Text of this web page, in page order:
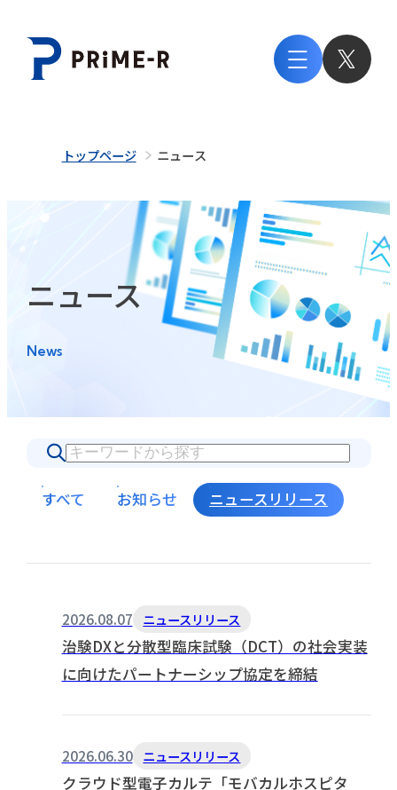
トップページ ニュース
ニュース
News
すべて お知らせ ニュースリリース
2026.08.07 ニュースリリース
治験DXと分散型臨床試験（DCT）の社会実装
に向けたパートナーシップ協定を締結
2026.06.30 ニュースリリース
クラウド型電子カルテ「モバカルホスピタ